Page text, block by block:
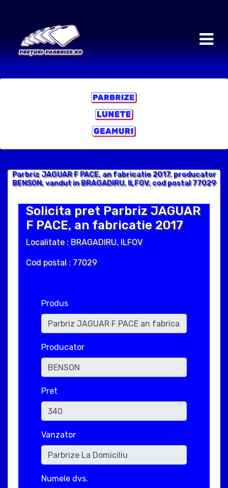
Parbriz JAGUAR F PACE, an fabricatie 2017, producator
BENSON, vandut in BRAGADIRU, ILFOV, cod postal 77029
Solicita pret Parbriz JAGUAR
F PACE, an fabricatie 2017
Localitate : BRAGADIRU, ILFOV
Cod postal : 77029
Produs
Producator
Pret
Vanzator
Numele dvs.